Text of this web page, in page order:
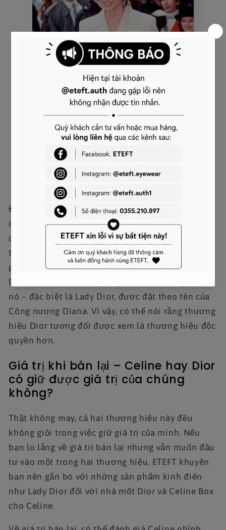
Độc quyền cũng có thể liên quan đến giá trị và giá
cả. Nếu độc quyền được hiểu là khả năng mua
được một món đồ đặc biệt với một mức giá cao,
thì Dior có thể được coi là độc quyền hơn vì sản
phẩm của họ thường có giá cao hơn. Bên cạnh đó,
Dior còn có một hào quang nhất định xung quanh
nó – đặc biệt là Lady Dior, được đặt theo tên của
Công nương Diana. Vì vậy, có thể nói rằng thương
hiệu Dior tương đối được xem là thương hiệu độc
quyền hơn.
Giá trị khi bán lại – Celine hay Dior
có giữ được giá trị của chúng
không?
Thật không may, cả hai thương hiệu này đều
không giỏi trong việc giữ giá trị của mình. Nếu
bạn lo lắng về giá trị bán lại nhưng vẫn muốn đầu
tư vào một trong hai thương hiệu, ETEFT khuyên
bạn nên gắn bó với những sản phẩm kinh điển
như Lady Dior đối với nhà mốt Dior và Celine Box
cho Celine.